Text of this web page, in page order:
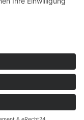
Brüggen -
Bürgermeister.